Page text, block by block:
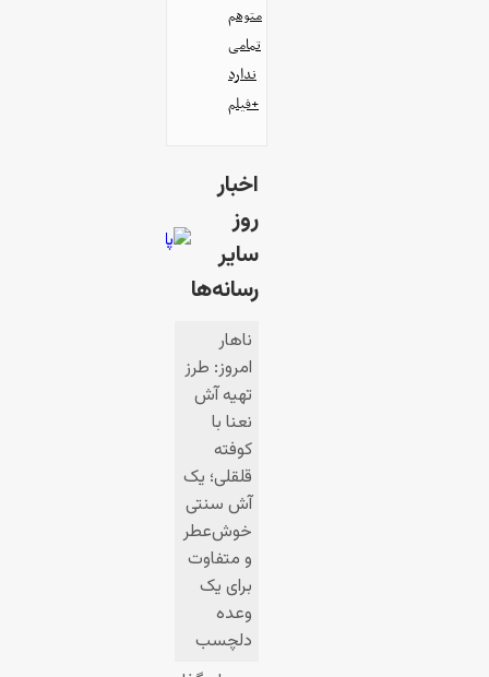
متوهم
تمامی
ندارد
+فیلم